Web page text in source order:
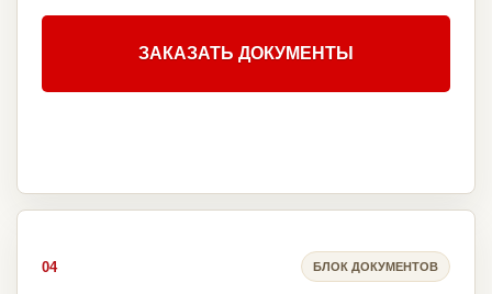
ЗАКАЗАТЬ ДОКУМЕНТЫ
04 БЛОК ДОКУМЕНТОВ